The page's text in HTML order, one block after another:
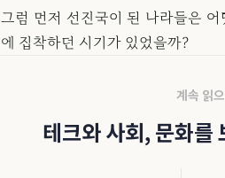
그럼 먼저 선진국이 된 나라들은
에 집착하던 시기가 있었을까?
계속 읽
테크와 사회, 문화를